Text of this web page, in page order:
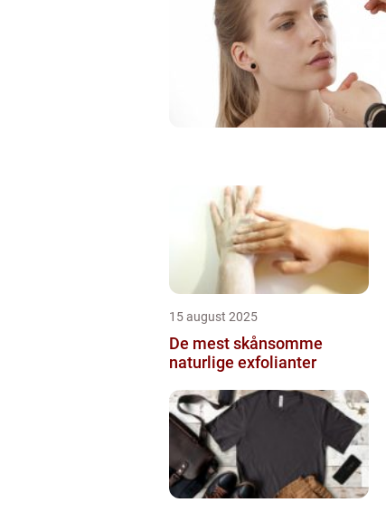
15 august 2025
De mest skånsomme
naturlige exfolianter